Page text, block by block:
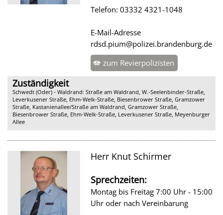
Telefon: 03332 4321-1048
E-Mail-Adresse
rdsd.pium@polizei.brandenburg.de
zum Revierpolizisten
Zuständigkeit
Schwedt (Oder) - Waldrand: Straße am Waldrand, W.-Seelenbinder-Straße,
Leverkusener Straße, Ehm-Welk-Straße, Biesenbrower Straße, Gramzower
Straße, Kastanienallee/Straße am Waldrand, Gramzower Straße,
Biesenbrower Straße, Ehm-Welk-Straße, Leverkusener Straße, Meyenburger
Allee
Herr Knut Schirmer
Sprechzeiten:
Montag bis Freitag 7:00 Uhr - 15:00
Uhr oder nach Vereinbarung